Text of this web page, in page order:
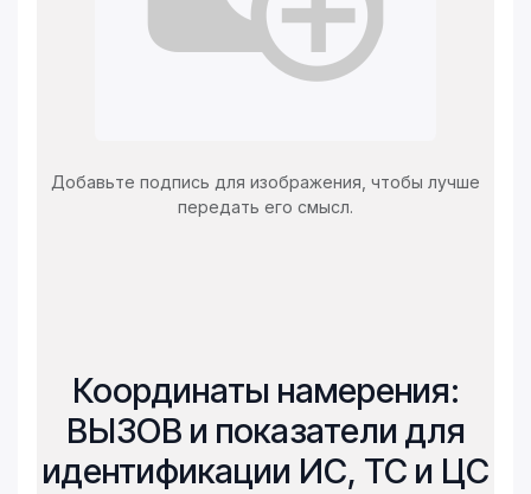
Добавьте подпись для изображения, чтобы лучше
передать его смысл.
Координаты намерения:
ВЫЗОВ и показатели для
идентификации ИС, ТС и ЦС